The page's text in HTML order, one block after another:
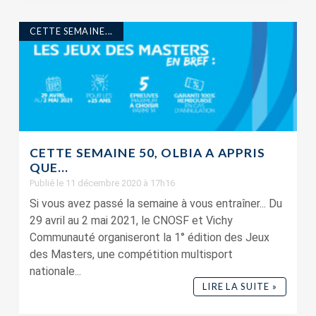
CETTE SEMAINE...
CETTE SEMAINE 50, OLBIA A APPRIS
QUE…
Publié le 11 décembre 2020 à 17h16
Si vous avez passé la semaine à vous entraîner... Du
29 avril au 2 mai 2021, le CNOSF et Vichy
Communauté organiseront la 1° édition des Jeux
des Masters, une compétition multisport
nationale...
LIRE LA SUITE »